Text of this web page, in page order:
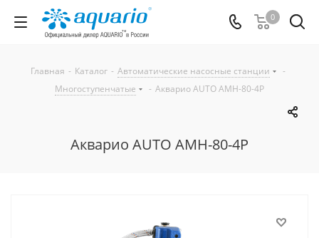
0
Главная - Каталог - Автоматические насосные станции
-
Многоступенчатые
- Акварио AUTO AMH-80-4P
Акварио AUTO AMH-80-4P